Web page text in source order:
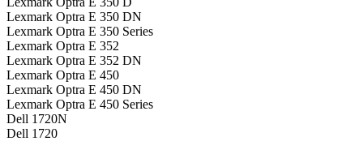
Lexmark Optra E 350 DN
Lexmark Optra E 350 Series
Lexmark Optra E 352
Lexmark Optra E 352 DN
Lexmark Optra E 450
Lexmark Optra E 450 DN
Lexmark Optra E 450 Series
Dell 1720N
Dell 1720